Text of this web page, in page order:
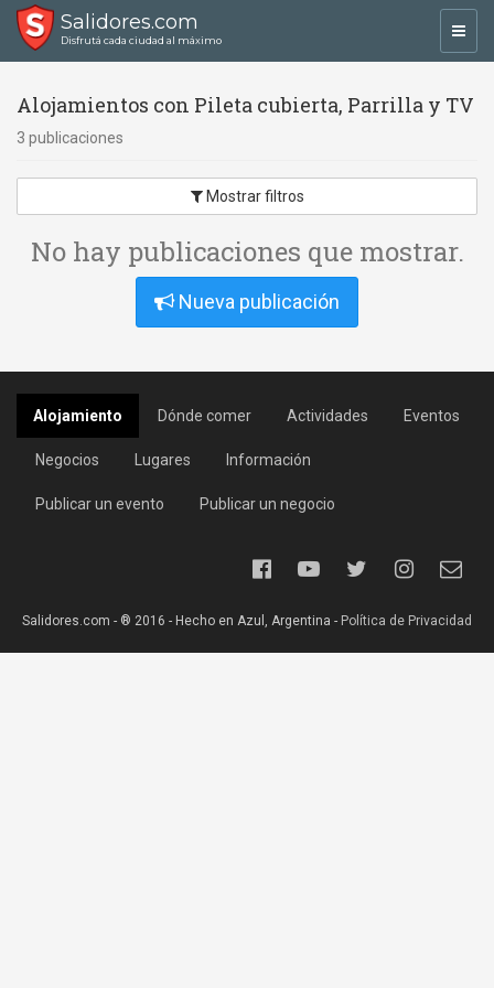
Salidores.com
Disfrutá cada ciudad al máximo
Alojamientos con Pileta cubierta, Parrilla y TV
3 publicaciones
Mostrar filtros
No hay publicaciones que mostrar.
Nueva publicación
Alojamiento Dónde comer Actividades Eventos
Negocios Lugares Información
Publicar un evento Publicar un negocio
Salidores.com - ® 2016 - Hecho en Azul, Argentina - Política de Privacidad